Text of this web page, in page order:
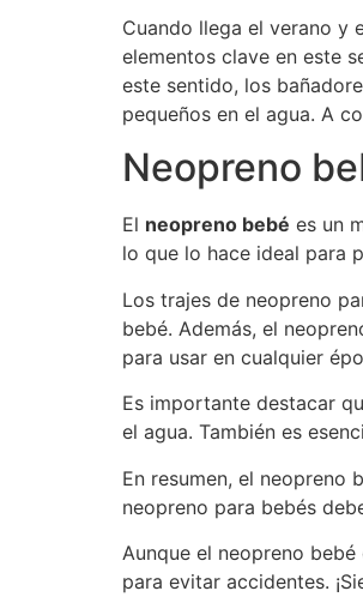
Cuando llega el verano y
elementos clave en este
este sentido, los
pequeños en el agua. A
Neopreno
El neopreno bebé es un
lo que lo hace ideal para
Los trajes de neopreno
bebé. Además, el
para usar en cualquier
Es importante destacar
el agua. También es
En resumen, el neopreno
neopreno para bebés
Aunque el neopreno
para evitar accidentes.